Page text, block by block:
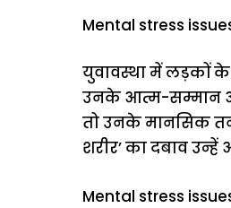
Mental stress
युवावस्था में लड़कों के
उनके आत्म-सम्मान
तो उनके मानसिक
शरीर’ का दबाव
Mental stress